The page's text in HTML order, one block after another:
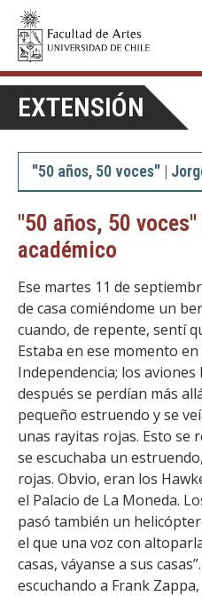
ETAPA
CREACIÓN E
Estudiantes
Académicas/os
EXTENSIÓN
"50 años, 50 voces" |
"50 años, 50
académico
Ese martes 11 de
de casa comiéndome un
cuando, de repente, sentí
Estaba en ese momento
Independencia; los
después se perdían más
pequeño estruendo y se
unas rayitas rojas. Esto se
se escuchaba un
rojas. Obvio, eran los
el Palacio de La Moneda.
pasó también un
el que una voz con
casas, váyanse a sus
escuchando a Frank